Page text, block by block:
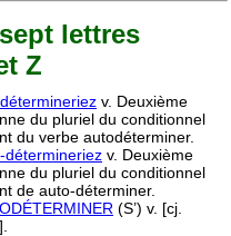
lettres
Z
v. Deuxième
du pluriel du conditionnel
du verbe autodéterminer.
détermineriez v. Deuxième
du pluriel du conditionnel
de auto-déterminer.
(S’) v. [cj.